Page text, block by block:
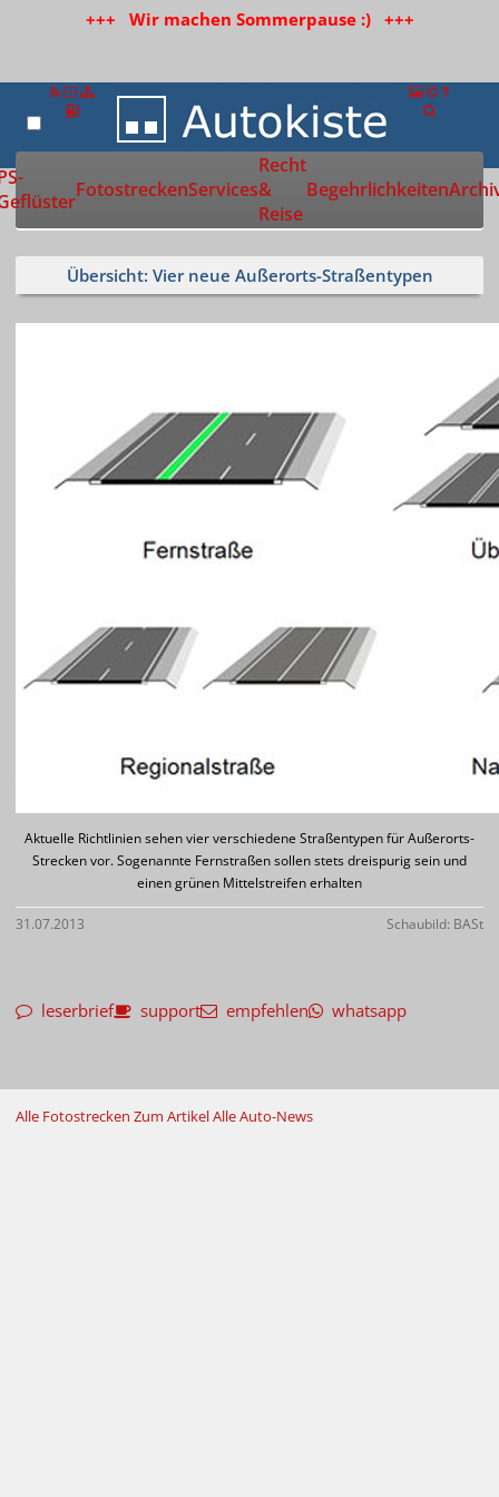
+++ Wir machen Sommerpause :) +++
Zur Startseite
FotostreckenServices
Recht
&
Reise
Begehrlichkeiten
Übersicht: Vier neue Außerorts-Straßentypen
Aktuelle Richtlinien sehen vier verschiedene Straßentypen für Außerorts-
Strecken vor. Sogenannte Fernstraßen sollen stets dreispurig sein und
einen grünen Mittelstreifen erhalten
31.07.2013 Schaubild: BASt
leserbrief support empfehlen whatsapp
Alle Fotostrecken Zum ArtikelAlle Auto-News